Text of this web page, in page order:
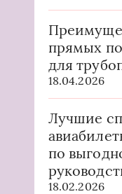
прямых
для
18.04.2026
Лучшие
по
18.02.2026